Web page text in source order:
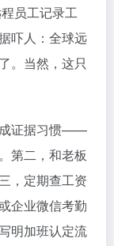
员工记录工
吓人：全球远
。当然，这只
成证据习惯——
第二，和老板
，定期查工资
企业微信考勤
明加班认定流